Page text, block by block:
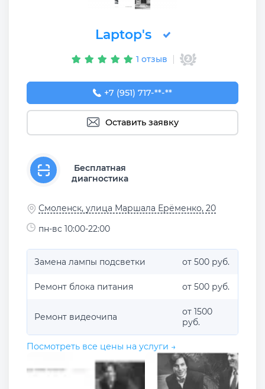
Laptop's
1 отзыв
+7 (951) 717-73-37
+7 (951) 717-**-**
Оставить заявку
Бесплатная
диагностика
Смоленск, улица Маршала Ерёменко, 20
пн-вс 10:00-22:00
Замена лампы подсветки от 500 руб.
Ремонт блока питания от 500 руб.
Ремонт видеочипа
от 1500
руб.
Посмотреть все цены на услуги →